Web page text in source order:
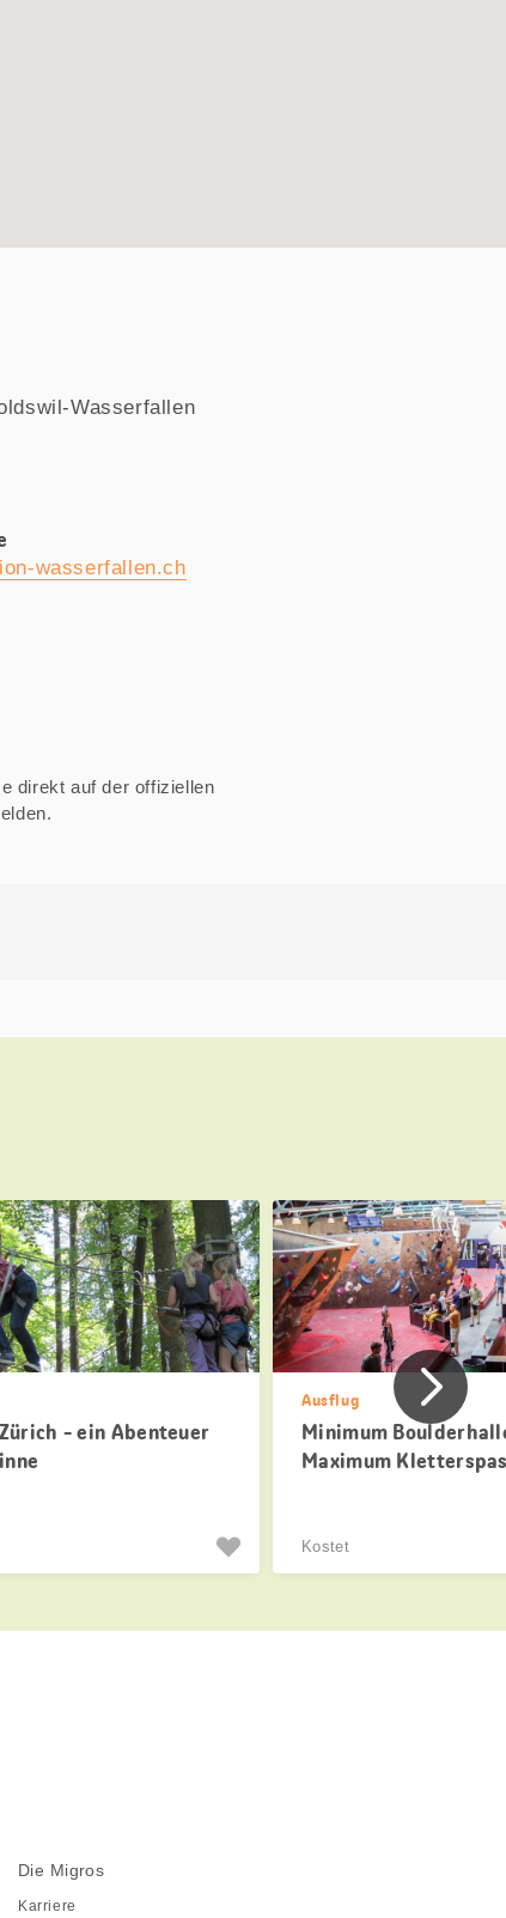
Wasserfallen
wasserfallen.ch
direkt auf der offiziellen
- ein Abenteuer
Ausflug
Minimum
Maximum
Kostet
Vorher
Die Migros
Karriere